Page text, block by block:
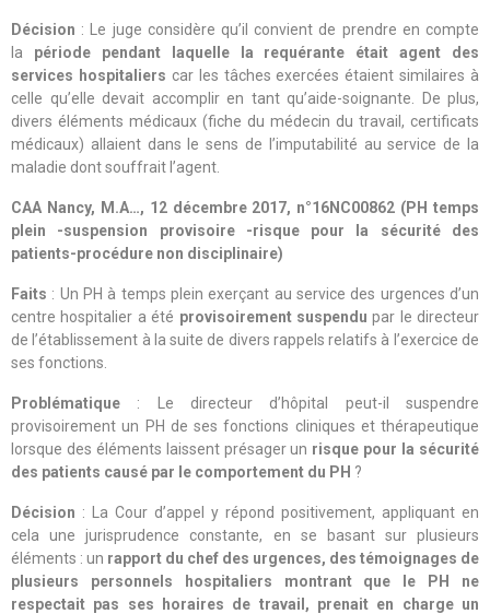
Décision : Le juge considère qu’il convient de prendre en compte
la période pendant laquelle la requérante était agent des
services hospitaliers car les tâches exercées étaient similaires à
celle qu’elle devait accomplir en tant qu’aide-soignante. De plus,
divers éléments médicaux (fiche du médecin du travail, certificats
médicaux) allaient dans le sens de l’imputabilité au service de la
maladie dont souffrait l’agent.
CAA Nancy, M.A…, 12 décembre 2017, n°16NC00862 (PH temps
plein -suspension provisoire -risque pour la sécurité des
patients-procédure non disciplinaire)
Faits : Un PH à temps plein exerçant au service des urgences d’un
centre hospitalier a été provisoirement suspendu par le directeur
de l’établissement à la suite de divers rappels relatifs à l’exercice de
ses fonctions.
Problématique : Le directeur d’hôpital peut-il suspendre
provisoirement un PH de ses fonctions cliniques et thérapeutique
lorsque des éléments laissent présager un risque pour la sécurité
des patients causé par le comportement du PH ?
Décision : La Cour d’appel y répond positivement, appliquant en
cela une jurisprudence constante, en se basant sur plusieurs
éléments : un rapport du chef des urgences, des témoignages de
plusieurs personnels hospitaliers montrant que le PH ne
respectait pas ses horaires de travail, prenait en charge un